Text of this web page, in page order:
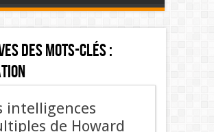
des mots-clés :
intelligences
de Howard